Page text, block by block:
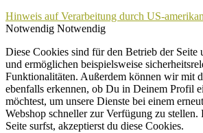
Hinweis auf Verarbeitung durch US-
Notwendig Notwendig
Diese Cookies sind für den Betrieb der Seite
und ermöglichen beispielsweise
Funktionalitäten. Außerdem können wir mit
ebenfalls erkennen, ob Du in Deinem Profil
möchtest, um unsere Dienste bei einem
Webshop schneller zur Verfügung zu stellen.
Seite surfst, akzeptierst du diese Cookies.